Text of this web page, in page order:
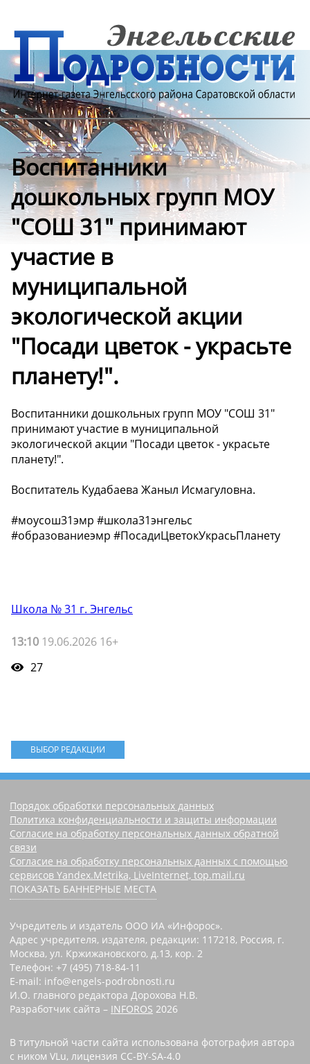
Воспитанники
дошкольных групп МОУ
"СОШ 31" принимают
участие в
муниципальной
экологической акции
"Посади цветок - украсьте
планету!".
Воспитанники дошкольных групп МОУ "СОШ 31"
принимают участие в муниципальной
экологической акции "Посади цветок - украсьте
планету!".
Воспитатель Кудабаева Жаныл Исмагуловна.
#моусош31эмр #школа31энгельс
#образованиеэмр #ПосадиЦветокУкрасьПланету
Школа № 31 г. Энгельс
13:10 19.06.2026 16+
27
ВЫБОР РЕДАКЦИИ
Порядок обработки персональных данных
Политика конфиденциальности и защиты информации
Согласие на обработку персональных данных обратной
связи
Согласие на обработку персональных данных с помощью
сервисов Yandex.Metrika, LiveInternet, top.mail.ru
ПОКАЗАТЬ БАННЕРНЫЕ МЕСТА
Учредитель и издатель ООО ИА «Инфорос».
Адрес учредителя, издателя, редакции: 117218, Россия, г.
Москва, ул. Кржижановского, д.13, кор. 2
Телефон: +7 (495) 718-84-11
E-mail: info@engels-podrobnosti.ru
И.О. главного редактора Дорохова Н.В.
Разработчик сайта – INFOROS 2026
В титульной части сайта использована фотография автора
с ником VLu, лицензия CC-BY-SA-4.0